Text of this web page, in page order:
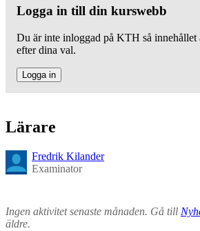
Logga in till din kurswebb
Du är inte inloggad på KTH så innehållet
efter dina val.
Logga in
Lärare
Fredrik Kilander
Examinator
Ingen aktivitet senaste månaden. Gå till
äldre.